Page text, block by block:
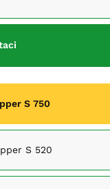
S 750
S 520